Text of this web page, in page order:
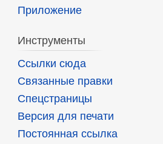
Приложение
Инструменты
Ссылки сюда
Связанные правки
Спецстраницы
Версия для печати
Постоянная ссылка